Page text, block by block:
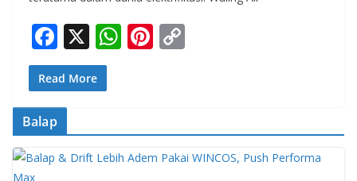
F
ac
e
b
o
o
X W
A
p
Pi
st Li
n
Read More
Balap